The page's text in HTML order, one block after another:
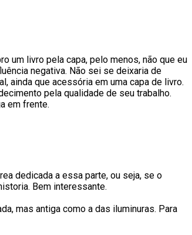
um livro pela capa, pelo menos, não que eu
negativa. Não sei se deixaria de
ainda que acessória em uma capa de livro.
pela qualidade de seu trabalho.
em frente.
dedicada a essa parte, ou seja, se o
Bem interessante.
mas antiga como a das iluminuras. Para